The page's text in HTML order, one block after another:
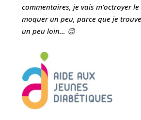
commentaires, je vais m’octroyer
moquer un peu, parce que je
un peu loin… 😉